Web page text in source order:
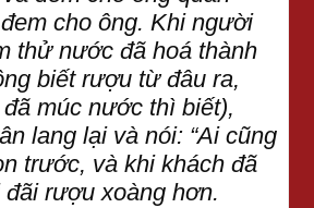
cho ông. Khi người
thử nước đã hoá thành
biết rượu từ đâu ra,
múc nước thì biết),
lang lại và nói: “Ai cũng
trước, và khi khách đã
rượu xoàng hơn.